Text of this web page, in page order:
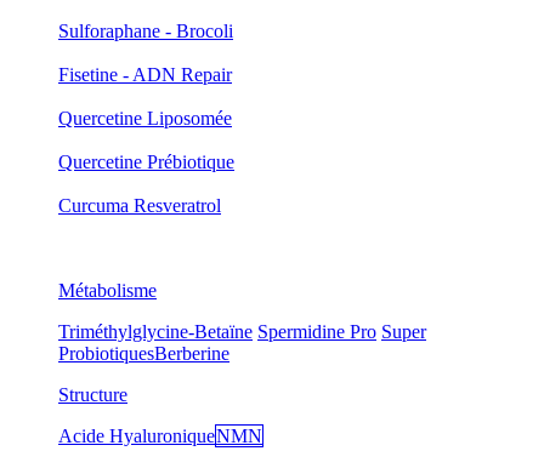
Sulforaphane - Brocoli
Fisetine - ADN Repair
Quercetine Liposomée
Quercetine Prébiotique
Curcuma Resveratrol
Métabolisme
Triméthylglycine-Betaïne Spermidine Pro Super
ProbiotiquesBerberine
Structure
Acide HyaluroniqueNMN